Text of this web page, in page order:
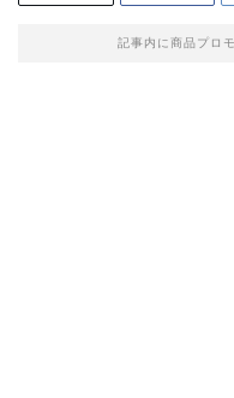
記事内に商品プロ